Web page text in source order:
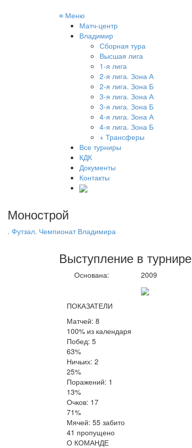
≡ Меню
Матч-центр
Владимир
Сборная тура
Высшая лига
1-я лига
2-я лига. Зона А
2-я лига. Зона Б
3-я лига. Зона А
3-я лига. Зона Б
4-я лига. Зона А
4-я лига. Зона Б
+ Трансферы
Все турниры
КДК
Документы
Контакты
Монострой
. Футзал. Чемпионат Владимира
Выступление в турнире
Основана: 2009
ПОКАЗАТЕЛИ
Матчей: 8
100% из календаря
Побед: 5
63%
Ничьих: 2
25%
Поражений: 1
13%
Очков: 17
71%
Мячей: 55 забито
41 пропущено
О КОМАНДЕ